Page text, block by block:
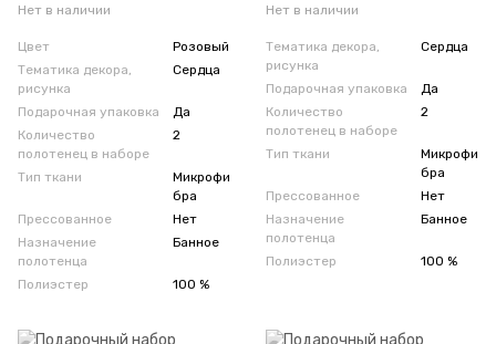
Нет в наличии
Цвет
Розовый
Тематика декора,
рисунка
Сердца
Подарочная упаковка
Да
Количество
полотенец в наборе
2
Тип ткани
Микрофи
бра
Прессованное
Нет
Назначение
полотенца
Банное
Полиэстер 100 %
Нет в наличии
Тематика декора,
рисунка
Сердца
Подарочная упаковка
Да
Количество
полотенец в наборе
2
Тип ткани
Микрофи
бра
Прессованное
Нет
Назначение
полотенца
Банное
Полиэстер 100 %